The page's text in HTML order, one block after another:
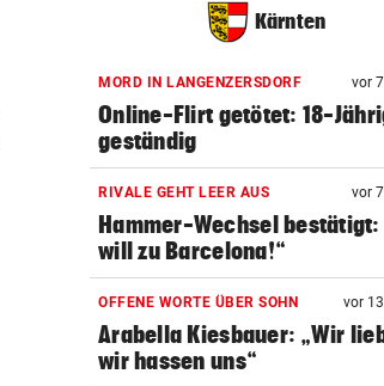
Kärnten
MORD IN LANGENZERSDORF vor
Online-Flirt getötet: 18-
geständig
RIVALE GEHT LEER AUS vor
Hammer-Wechsel bestätigt:
will zu Barcelona!“
OFFENE WORTE ÜBER SOHN vor
Arabella Kiesbauer: „Wir
wir hassen uns“